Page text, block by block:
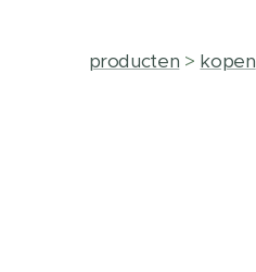
producten > kopen